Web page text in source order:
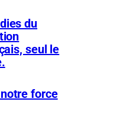
du
seul le
force